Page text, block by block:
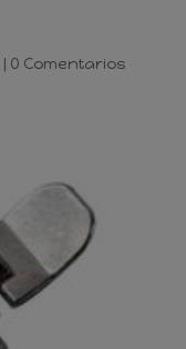
| 0 Comentarios